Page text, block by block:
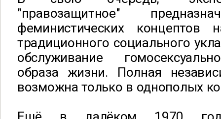
"правозащитное"
феминистических концептов
традиционного социального
обслуживание
образа жизни. Полная
возможна только в однополых